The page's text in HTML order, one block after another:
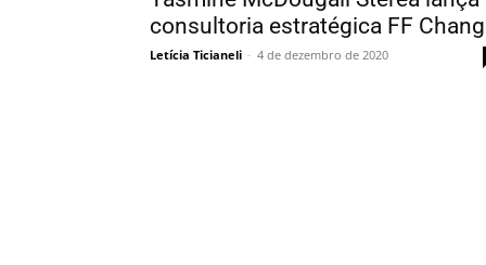
consultoria estratégica FF
Letícia Ticianeli - 4 de dezembro de 2020